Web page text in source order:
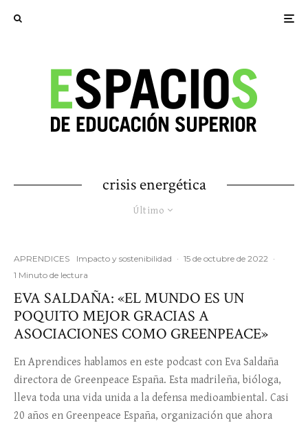
crisis energética
Último
APRENDICES Impacto y sostenibilidad · 15 de octubre de 2022 ·
1 Minuto de lectura
EVA SALDAÑA: «EL MUNDO ES UN
POQUITO MEJOR GRACIAS A
ASOCIACIONES COMO GREENPEACE»
En Aprendices hablamos en este podcast con Eva Saldaña
directora de Greenpeace España. Esta madrileña, bióloga,
lleva toda una vida unida a la defensa medioambiental. Casi
20 años en Greenpeace España, organización que ahora